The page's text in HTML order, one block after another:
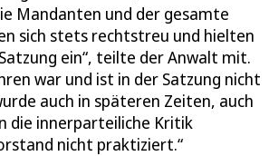
Mandanten und der gesamte
sich stets rechtstreu und hielten
ein“, teilte der Anwalt mit.
war und ist in der Satzung nicht
auch in späteren Zeiten, auch
die innerparteiliche Kritik
nicht praktiziert.“